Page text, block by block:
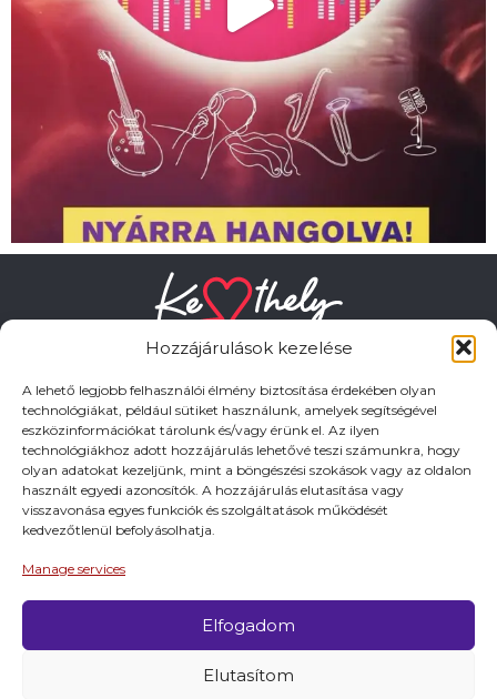
Hozzájárulások kezelése
A lehető legjobb felhasználói élmény biztosítása érdekében olyan
technológiákat, például sütiket használunk, amelyek segítségével
eszközinformációkat tárolunk és/vagy érünk el. Az ilyen
technológiákhoz adott hozzájárulás lehetővé teszi számunkra, hogy
olyan adatokat kezeljünk, mint a böngészési szokások vagy az oldalon
használt egyedi azonosítók. A hozzájárulás elutasítása vagy
visszavonása egyes funkciók és szolgáltatások működését
kedvezőtlenül befolyásolhatja.
Manage services
Elfogadom
Elutasítom
HASZNOS LINKEK
Adatkezelési tájékoztató
Impresszum
© 2026 Minden jog fentartva.
A keszthely.hu KIADÓJA KESZTHELY VÁROS